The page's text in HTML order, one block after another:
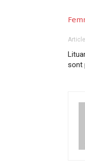
sont